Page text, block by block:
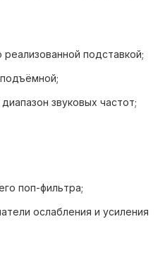
подставкой;
звуковых частот;
и надежным;
поп-фильтра;
ослабления и усиления